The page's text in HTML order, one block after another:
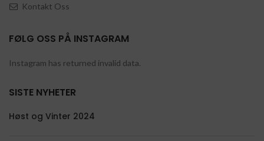
Kontakt Oss
FØLG OSS PÅ INSTAGRAM
Instagram has returned invalid data.
SISTE NYHETER
Høst og Vinter 2024